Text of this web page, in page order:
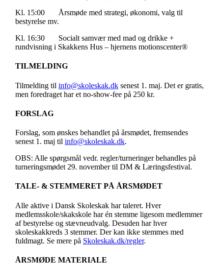
Kl. 15:00 Årsmøde med strategi, økonomi, valg til
bestyrelse mv.
Kl. 16:30 Socialt samvær med mad og drikke +
rundvisning i Skakkens Hus – hjernens motionscenter®
TILMELDING
Tilmelding til info@skoleskak.dk senest 1. maj. Det er gratis,
men foredraget har et no-show-fee på 250 kr.
FORSLAG
Forslag, som ønskes behandlet på årsmødet, fremsendes
senest 1. maj til info@skoleskak.dk.
OBS: Alle spørgsmål vedr. regler/turneringer behandles på
turneringsmødet 29. november til DM & Læringsfestival.
TALE- & STEMMERET PÅ ÅRSMØDET
Alle aktive i Dansk Skoleskak har taleret. Hver
medlemsskole/skakskole har én stemme ligesom medlemmer
af bestyrelse og stævneudvalg. Desuden har hver
skoleskakkreds 3 stemmer. Der kan ikke stemmes med
fuldmagt. Se mere på Skoleskak.dk/regler.
ÅRSMØDE MATERIALE